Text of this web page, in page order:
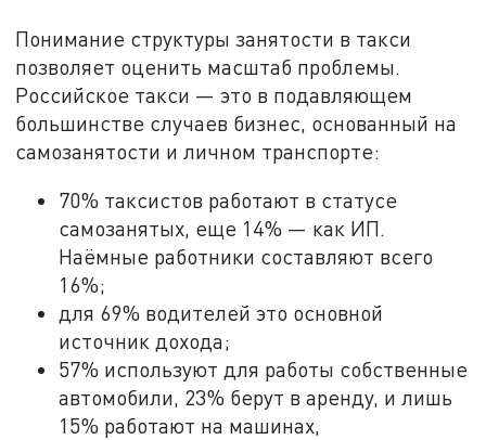
Понимание структуры занятости в такси
позволяет оценить масштаб проблемы.
Российское такси — это в подавляющем
большинстве случаев бизнес, основанный на
самозанятости и личном транспорте:
70% таксистов работают в статусе
самозанятых, еще 14% — как ИП.
Наёмные работники составляют всего
16%;
для 69% водителей это основной
источник дохода;
57% используют для работы собственные
автомобили, 23% берут в аренду, и лишь
15% работают на машинах,